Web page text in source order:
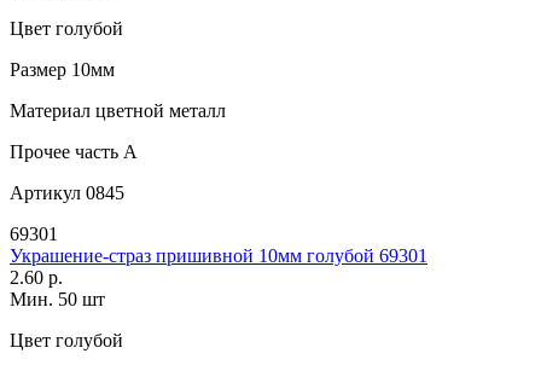
Цвет голубой
Размер 10мм
Материал цветной металл
Прочее часть A
Артикул 0845
69301
Украшение-страз пришивной 10мм голубой 69301
2.60 р.
Мин. 50 шт
Цвет голубой